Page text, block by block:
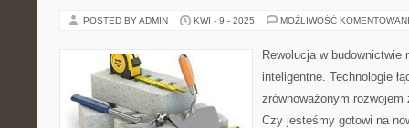
POSTED BY ADMIN KWI - 9 - 2025 MOŻLIWOŚĆ
Rewolucja w budownictwie
inteligentne. Technologie
zrównoważonym
Czy jesteśmy gotowi na